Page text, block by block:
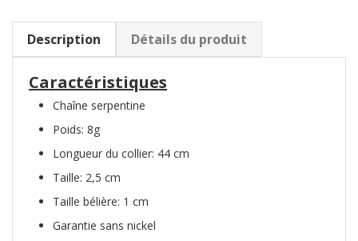
Description Détails du produit
Caractéristiques
Chaîne serpentine
Poids: 8g
Longueur du collier: 44 cm
Taille: 2,5 cm
Taille bélière: 1 cm
Garantie sans nickel